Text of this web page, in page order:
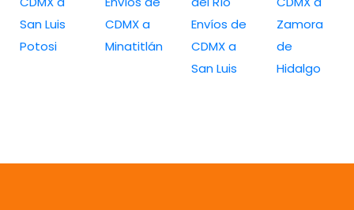
San Luis
Potosi
CDMX a
Minatitlán
Envíos de
CDMX a
San Luis
Zamora
de
Hidalgo